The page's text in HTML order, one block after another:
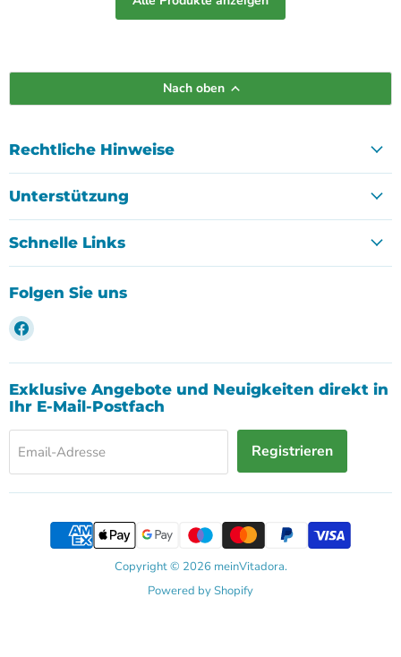
Nach oben
Rechtliche Hinweise
Unterstützung
Schnelle Links
Folgen Sie uns
Finden
uns
auf
Facebook
Exklusive Angebote und Neuigkeiten direkt in
Ihr E-Mail-Postfach
Email-Adresse Registrieren
Copyright © 2026 meinVitadora.
Powered by Shopify